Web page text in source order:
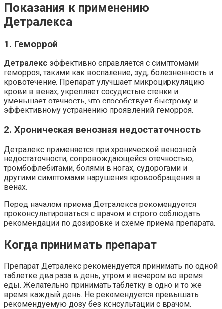
Показания к применению
Детралекса
1. Геморрой
Детралекс эффективно справляется с симптомами
геморроя, такими как воспаление, зуд, болезненность и
кровотечение. Препарат улучшает микроциркуляцию
крови в венах, укрепляет сосудистые стенки и
уменьшает отечность, что способствует быстрому и
эффективному устранению проявлений геморроя.
2. Хроническая венозная недостаточность
Детралекс применяется при хронической венозной
недостаточности, сопровождающейся отечностью,
тромбофлебитами, болями в ногах, судорогами и
другими симптомами нарушения кровообращения в
венах.
Перед началом приема Детралекса рекомендуется
проконсультироваться с врачом и строго соблюдать
рекомендации по дозировке и схеме приема препарата.
Когда принимать препарат
Препарат Детралекс рекомендуется принимать по одной
таблетке два раза в день, утром и вечером во время
еды. Желательно принимать таблетку в одно и то же
время каждый день. Не рекомендуется превышать
рекомендуемую дозу без консультации с врачом.